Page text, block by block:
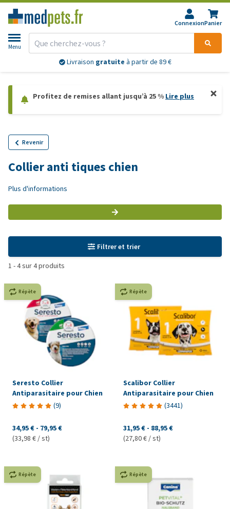
ConnexionPanier
Menu
Livraison gratuite à partir de 89 €
Profitez de remises allant jusqu’à 25 % Lire plus
Revenir
Collier anti tiques chien
Plus d'informations
Filtrer et trier
1 -4sur4produits
Répète
Seresto Collier
Antiparasitaire pour Chien
(9)
34,95 € - 79,95 €
(33,98 € / st)
Répète
Scalibor Collier
Antiparasitaire pour Chien
(3441)
31,95 € - 88,95 €
(27,80 € / st)
Répète Répète